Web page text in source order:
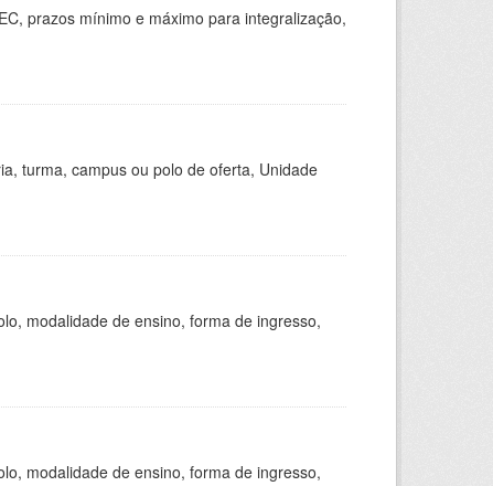
prazos mínimo e máximo para integralização,
turma, campus ou polo de oferta, Unidade
modalidade de ensino, forma de ingresso,
modalidade de ensino, forma de ingresso,